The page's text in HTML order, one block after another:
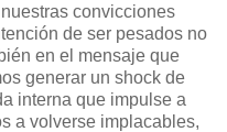
convicciones
de ser pesados no
en el mensaje que
generar un shock de
interna que impulse a
a volverse implacables,